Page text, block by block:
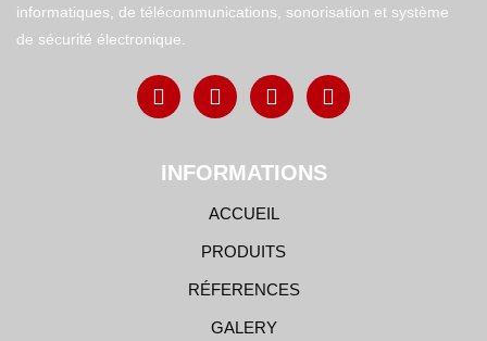
informatiques, de télécommunications, sonorisation et système
de sécurité électronique.
INFORMATIONS
ACCUEIL
PRODUITS
RÉFERENCES
GALERY